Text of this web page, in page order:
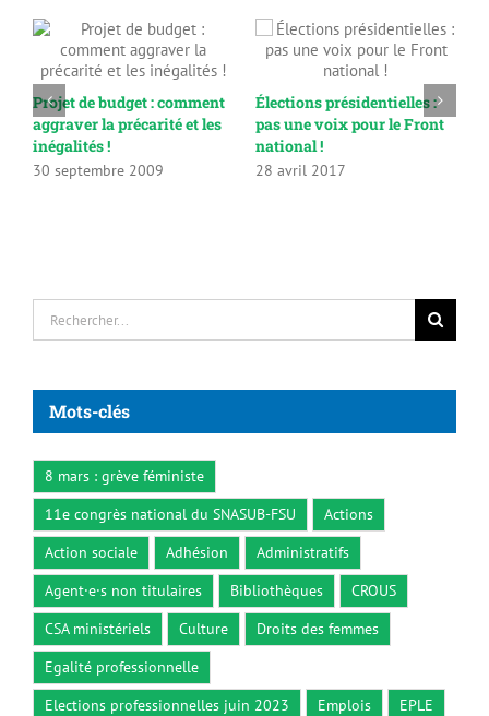
Projet de budget : comment
aggraver la précarité et les
inégalités !
30 septembre 2009
Élections présidentielles :
pas une voix pour le Front
national !
28 avril 2017
Rechercher:
Mots-clés
8 mars : grève féministe
11e congrès national du SNASUB-FSU
Actions
Action sociale
Adhésion
Administratifs
Agent·e·s non titulaires
Bibliothèques
CROUS
CSA ministériels
Culture
Droits des femmes
Egalité professionnelle
Elections professionnelles juin 2023
Emplois
EPLE